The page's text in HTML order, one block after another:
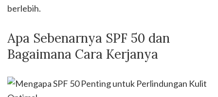
berlebih.
Apa Sebenarnya SPF 50 dan
Bagaimana Cara Kerjanya